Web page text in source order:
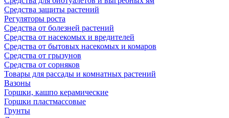
Средства защиты растений
Регуляторы роста
Средства от болезней растений
Средства от насекомых и вредителей
Средства от бытовых насекомых и комаров
Средства от грызунов
Средства от сорняков
Товары для рассады и комнатных растений
Вазоны
Горшки, кашпо керамические
Горшки пластмассовые
Грунты